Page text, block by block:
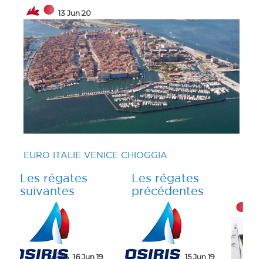
13 Jun 20
EURO ITALIE VENICE CHIOGGIA
Les régates
suivantes
22 Jun 19
22 Jun 19
Les régates
précédentes
15 Jun 19
8 Jun 19